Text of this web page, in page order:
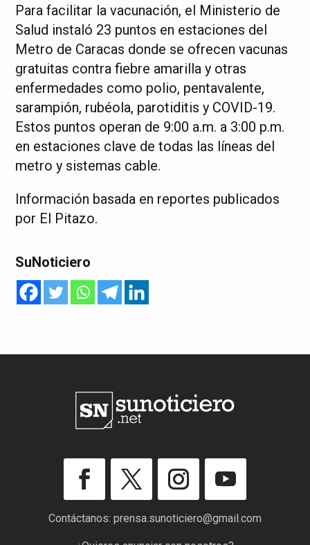
Para facilitar la vacunación, el Ministerio de
Salud instaló 23 puntos en estaciones del
Metro de Caracas donde se ofrecen vacunas
gratuitas contra fiebre amarilla y otras
enfermedades como polio, pentavalente,
sarampión, rubéola, parotiditis y COVID-19.
Estos puntos operan de 9:00 a.m. a 3:00 p.m.
en estaciones clave de todas las líneas del
metro y sistemas cable.
Información basada en reportes publicados
por El Pitazo.
SuNoticiero
Contáctanos: prensa.sunoticiero@gmail.com